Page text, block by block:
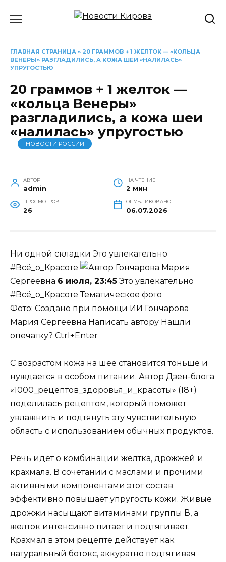
ГЛАВНАЯ СТРАНИЦА » 20 ГРАММОВ + 1 ЖЕЛТОК — «КОЛЬЦА
ВЕНЕРЫ» РАЗГЛАДИЛИСЬ, А КОЖА ШЕИ «НАЛИЛАСЬ»
УПРУГОСТЬЮ
20 граммов + 1 желток —
«кольца Венеры»
разгладились, а кожа шеи
«налилась» упругостью
НОВОСТИ РОССИИ
АВТОР
admin
НА ЧТЕНИЕ
2 мин
ПРОСМОТРОВ
26
ОПУБЛИКОВАНО
06.07.2026
Ни одной складки Это увлекательно
#Всё_о_Красоте
Гончарова Мария
Сергеевна 6 июля, 23:45 Это увлекательно
#Всё_о_Красоте Тематическое фото
Фото: Создано при помощи ИИ Гончарова
Мария Сергеевна Написать автору Нашли
опечатку? Ctrl+Enter
С возрастом кожа на шее становится тоньше и
нуждается в особом питании. Автор Дзен-блога
«1000_рецептов_здоровья_и_красоты» (18+)
поделилась рецептом, который поможет
увлажнить и подтянуть эту чувствительную
область с использованием обычных продуктов.
Речь идет о комбинации желтка, дрожжей и
крахмала. В сочетании с маслами и прочими
активными компонентами этот состав
эффективно повышает упругость кожи. Живые
дрожжи насыщают витаминами группы В, а
желток интенсивно питает и подтягивает.
Крахмал в этом рецепте действует как
натуральный ботокс, аккуратно подтягивая